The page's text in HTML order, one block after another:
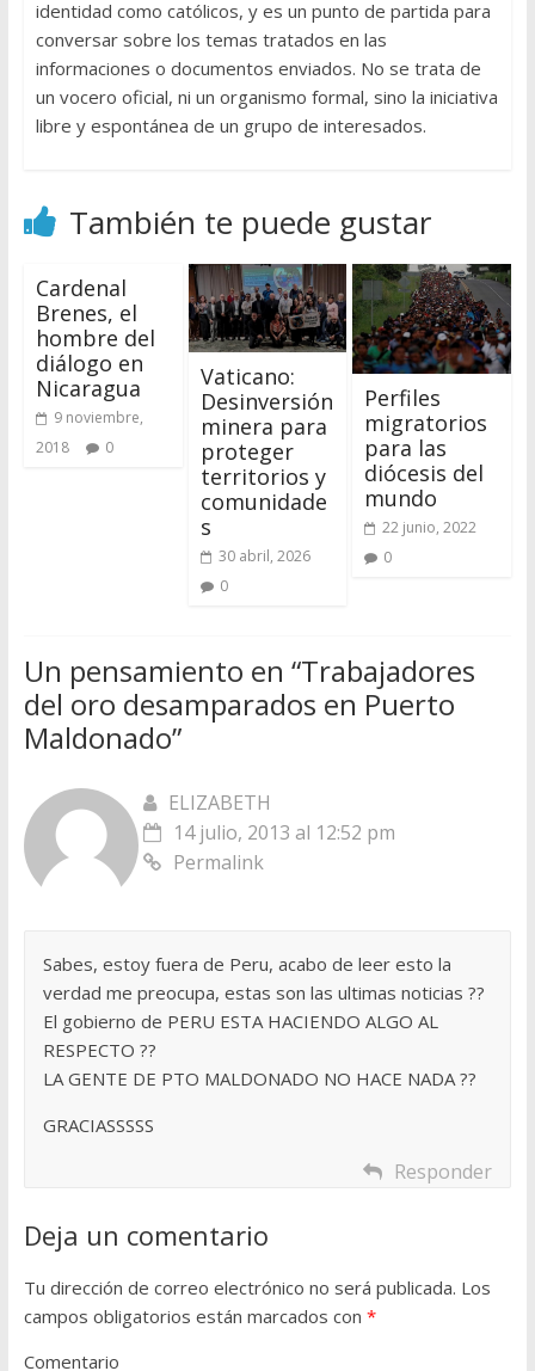
identidad como católicos, y es un punto de partida para
conversar sobre los temas tratados en las
informaciones o documentos enviados. No se trata de
un vocero oficial, ni un organismo formal, sino la iniciativa
libre y espontánea de un grupo de interesados.
También te puede gustar
Cardenal
Brenes, el
hombre del
diálogo en
Nicaragua
9 noviembre,
2018
0
Vaticano:
Desinversión
minera para
proteger
territorios y
comunidade
s
30 abril, 2026
0
Perfiles
migratorios
para las
diócesis del
mundo
22 junio, 2022
0
Un pensamiento en “Trabajadores
del oro desamparados en Puerto
Maldonado”
ELIZABETH
14 julio, 2013 al 12:52 pm
Permalink
Sabes, estoy fuera de Peru, acabo de leer esto la
verdad me preocupa, estas son las ultimas noticias ??
El gobierno de PERU ESTA HACIENDO ALGO AL
RESPECTO ??
LA GENTE DE PTO MALDONADO NO HACE NADA ??
GRACIASSSSS
Responder
Deja un comentario
Tu dirección de correo electrónico no será publicada. Los
campos obligatorios están marcados con *
Comentario